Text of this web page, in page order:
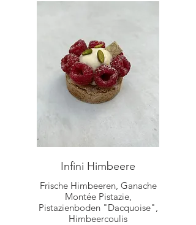
Infini Himbeere
Frische Himbeeren, Ganache
Montée Pistazie,
Pistazienboden "Dacquoise",
Himbeercoulis